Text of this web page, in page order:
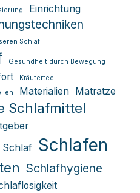
Einrichtung
Schlaf
Gesundheit durch Bewegung
Kräutertee
Materialien Matratze
Schlafmittel
Schlaf Schlafen
Schlafhygiene